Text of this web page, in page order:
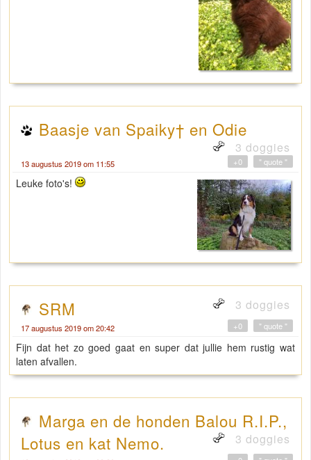
Baasje van Spaiky† en Odie
3 doggies
13 augustus 2019 om 11:55 " quote "
+0
Leuke foto's!
SRM 3 doggies
17 augustus 2019 om 20:42 " quote "
+0
Fijn dat het zo goed gaat en super dat jullie hem rustig wat
laten afvallen.
Marga en de honden Balou R.I.P.,
Lotus en kat Nemo.
3 doggies